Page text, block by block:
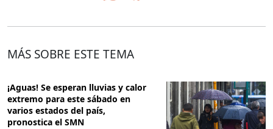
MÁS SOBRE ESTE TEMA
¡Aguas! Se esperan lluvias y calor
extremo para este sábado en
varios estados del país,
pronostica el SMN